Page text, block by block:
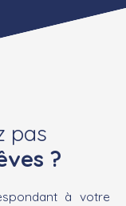
pas
?
à votre